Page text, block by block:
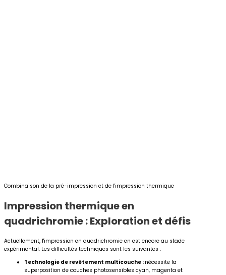
Combinaison de la pré-impression et de l'impression thermique
Impression thermique en
quadrichromie : Exploration et défis
Actuellement, l'impression en quadrichromie en est encore au stade
expérimental. Les difficultés techniques sont les suivantes :
Technologie de revêtement multicouche : nécessite la
superposition de couches photosensibles cyan, magenta et